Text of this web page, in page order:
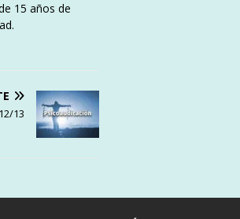
15 años de
13